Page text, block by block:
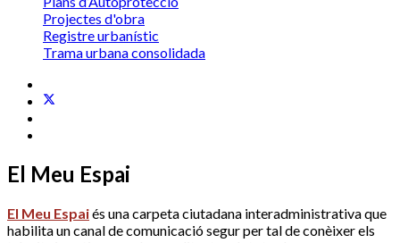
Projectes d'obra
Registre urbanístic
Trama urbana consolidada
El Meu Espai
El Meu Espaiés una carpeta ciutadana interadministrativa que
habilita un canal de comunicació segur per tal de conèixer els